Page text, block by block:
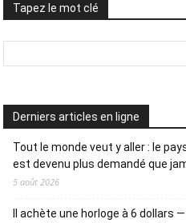
Tapez le mot clé
Derniers articles en ligne
Tout le monde veut y aller : le
est devenu plus demandé que
5 août 2026
Il achète une horloge à 6 dollars